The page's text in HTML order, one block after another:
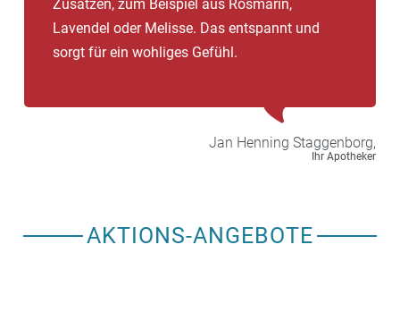
Zusätzen, zum Beispiel aus Rosmarin,
Lavendel oder Melisse. Das entspannt und
sorgt für ein wohliges Gefühl.
Jan Henning Staggenborg,
Ihr Apotheker
AKTIONS-ANGEBOTE